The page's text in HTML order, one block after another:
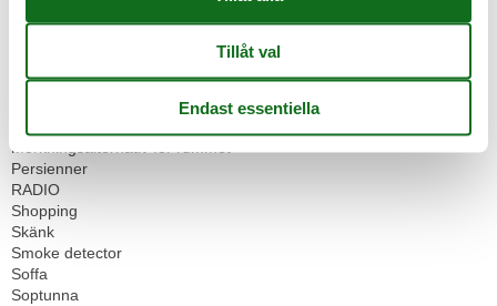
Heating
Lounge sittplatser
Mörkningsalternativ för rummet
Persienner
RADIO
Shopping
Skänk
Smoke detector
Soffa
Soptunna